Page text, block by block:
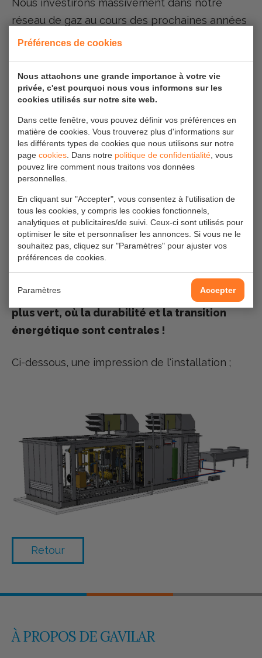
Préférences de cookies
Nous attachons une grande importance à votre vie
privée, c'est pourquoi nous vous informons sur les
cookies utilisés sur notre site web.
Dans cette fenêtre, vous pouvez définir vos préférences en
matière de cookies. Vous trouverez plus d'informations sur
les différents types de cookies que nous utilisons sur notre
page cookies . Dans notre politique de confidentialité , vous
pouvez lire comment nous traitons vos données
personnelles.
En cliquant sur "Accepter", vous consentez à l'utilisation de
tous les cookies, y compris les cookies fonctionnels,
analytiques et publicitaires/de suivi. Ceux-ci sont utilisés pour
optimiser le site et personnaliser les annonces. Si vous ne le
souhaitez pas, cliquez sur "Paramètres" pour ajuster vos
préférences de cookies.
Paramètres Accepter
Nous investirons massivement dans notre
réseau de gaz au cours des prochaines années
pour alimenter environ 800 millions de m³ de
Ceci équivaut à la consommation de gaz
d'environ 600 000 ménages. Pour atteindre cet
les années à venir, le premier étant dans le
Drenthe.
Le premier booster intermédiaire de gaz vert
service cet été."
Chez gAvilar, nous sommes très fiers de
pouvoir contribuer à cette mission
Ensemble, nous travaillons vers un avenir
plus vert, où la durabilité et la transition
énergétique sont centrales !
Ci-dessous, une impression de l'installation ;
Retour
À PROPOS DE GAVILAR